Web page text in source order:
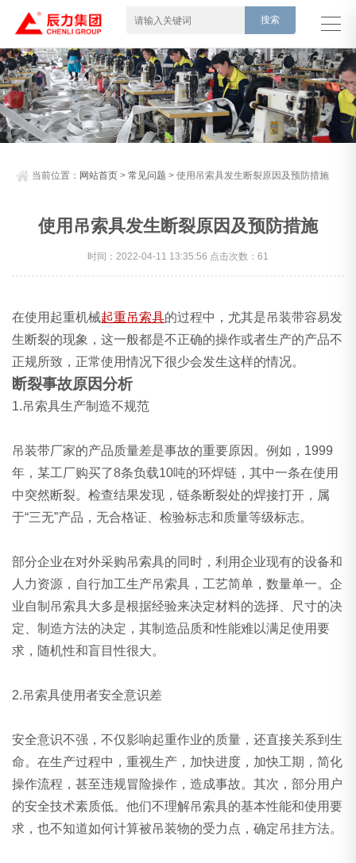
当前位置： 网站首页 >常见问题 > 使用吊索具发生断裂原因及预防措施
使用吊索具发生断裂原因及预防措施
时间：2022-04-11 13:35:56 点击次数：61
在使用起重机械起重吊索具的过程中，尤其是吊装带容易发
生断裂的现象，这一般都是不正确的操作或者生产的产品不
正规所致，正常使用情况下很少会发生这样的情况。
断裂事故原因分析
1.吊索具生产制造不规范
吊装带厂家的产品质量差是事故的重要原因。例如，1999
年，某工厂购买了8条负载10吨的环焊链，其中一条在使用
中突然断裂。检查结果发现，链条断裂处的焊接打开，属
于“三无”产品，无合格证、检验标志和质量等级标志。
部分企业在对外采购吊索具的同时，利用企业现有的设备和
人力资源，自行加工生产吊索具，工艺简单，数量单一。企
业自制吊索具大多是根据经验来决定材料的选择、尺寸的决
定、制造方法的决定，其制造品质和性能难以满足使用要
求，随机性和盲目性很大。
2.吊索具使用者安全意识差
安全意识不强，不仅影响起重作业的质量，还直接关系到生
命。在生产过程中，重视生产，加快进度，加快工期，简化
操作流程，甚至违规冒险操作，造成事故。其次，部分用户
的安全技术素质低。他们不理解吊索具的基本性能和使用要
求，也不知道如何计算被吊装物的受力点，确定吊挂方法。